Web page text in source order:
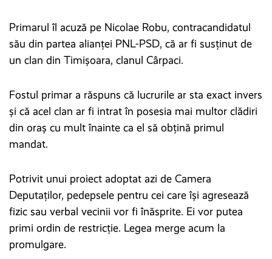
Primarul îl acuză pe Nicolae Robu, contracandidatul
său din partea alianței PNL-PSD, că ar fi susținut de
un clan din Timișoara, clanul Cârpaci.
Fostul primar a răspuns că lucrurile ar sta exact invers
și că acel clan ar fi intrat în posesia mai multor clădiri
din oraș cu mult înainte ca el să obțină primul
mandat.
Potrivit unui proiect adoptat azi de Camera
Deputaților, pedepsele pentru cei care își agresează
fizic sau verbal vecinii vor fi înăsprite. Ei vor putea
primi ordin de restricție. Legea merge acum la
promulgare.